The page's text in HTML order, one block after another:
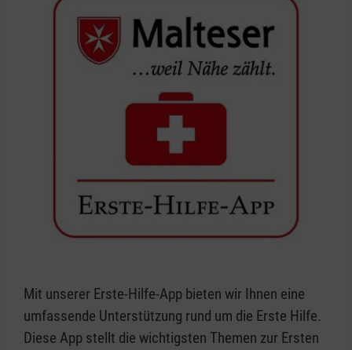
Mit unserer Erste-Hilfe-App bieten wir Ihnen eine
umfassende Unterstützung rund um die Erste Hilfe.
Diese App stellt die wichtigsten Themen zur Ersten